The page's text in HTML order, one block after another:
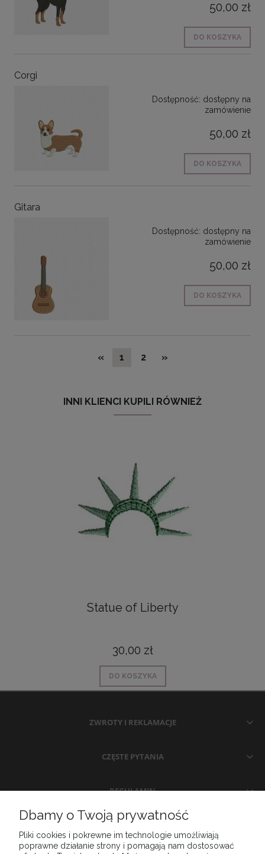
50,00 zł
DO KOSZYKA
Corgi
Dostępność: dostępny na
zamówienie
50,00 zł
DO KOSZYKA
Gitara
Dostępność: dostępny na
zamówienie
50,00 zł
DO KOSZYKA
« 1 2 »
INNI KLIENCI KUPILI RÓWNIEŻ
Statue of Liberty
30,00 zł
DO KOSZYKA
ZWROTY I REKLAMACJE
CZĘSTE PYTANIA
REGULAMIN
MOJE KONTO
Dbamy o Twoją prywatność
Pliki cookies i pokrewne im technologie umożliwiają
poprawne działanie strony i pomagają nam dostosować